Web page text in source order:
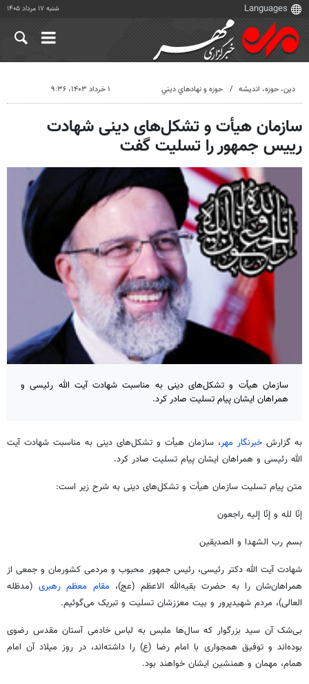
شنبه ۱۷ مرداد ۱۴۰۵
دين، حوزه، انديشه حوزه و نهادهاي ديني ۱ خرداد ۱۴۰۳، ۹:۳۶
سازمان هیأت و تشکل‌های دینی شهادت
رییس جمهور را تسلیت گفت
سازمان هیأت و تشکل‌های دینی به مناسبت شهادت آیت الله رئیسی و
همراهان ایشان پیام تسلیت صادر کرد.
به گزارش خبرنگار مهر، سازمان هیأت و تشکل‌های دینی به مناسبت شهادت آیت
الله رئیسی و همراهان ایشان پیام تسلیت صادر کرد.
متن پیام تسلیت سازمان هیأت و تشکل‌های دینی به شرح زیر است:
إنّا لله و إنّا إلیه راجعون
بسم رب الشهدا و الصدیقین
شهادت آیت الله دکتر رئیسی، رئیس جمهور محبوب و مردمی کشورمان و جمعی از
همراهان‌شان را به حضرت بقیه‌الله الاعظم(عج)، مقام معظم رهبری(مدظله
العالی)، مردم شهیدپرور و بیت معززشان تسلیت و تبریک می‌گوئیم.
بی‌شک آن سید بزرگوار که سال‌ها ملبس به لباس خادمی آستان مقدس رضوی
بوده‌اند و توفیق همجواری با امام رضا (ع) را داشته‌اند، در روز میلاد آن امام
همام، مهمان و همنشین ایشان خواهند بود.